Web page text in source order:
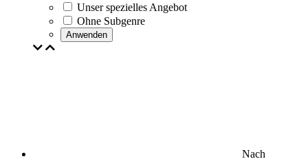
Unser spezielles Angebot
Ohne Subgenre
Anwenden
Nach